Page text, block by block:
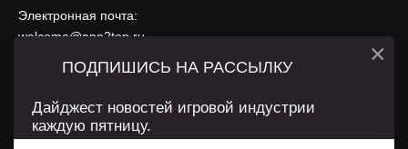
Электронная почта:
welcome@app2top.ru
При использовании материалов активная ссылка на
Сайт использует IP адреса, cookie, данные геолокации
ПОДПИШИСЬ НА РАССЫЛКУ
Дайджест новостей игровой индустрии
каждую пятницу.
×